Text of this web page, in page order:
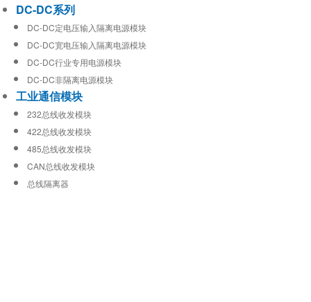
DC-DC系列
DC-DC定电压输入隔离电源模块
DC-DC宽电压输入隔离电源模块
DC-DC行业专用电源模块
DC-DC非隔离电源模块
工业通信模块
232总线收发模块
422总线收发模块
485总线收发模块
CAN总线收发模块
总线隔离器